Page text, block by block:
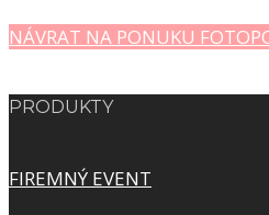
NÁVRAT NA PONUKU
PRODUKTY
FIREMNÝ EVENT